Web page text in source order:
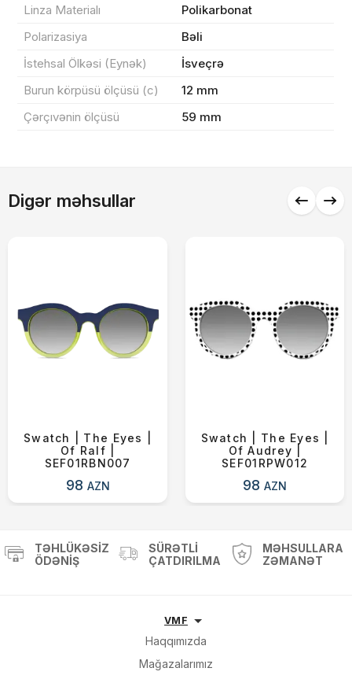
Linza Materialı
Polikarbonat
Polarizasiya
Bəli
İstehsal Ölkəsi (Eynək)
İsveçrə
Burun körpüsü ölçüsü (c)
12 mm
Çərçıvənin ölçüsü
59 mm
Digər məhsullar
Swatch | The Eyes |
Of Ralf |
SEF01RBN007
98 AZN
Swatch | The Eyes |
Of Audrey |
SEF01RPW012
98AZN
Məhsul toplam
TƏHLÜKƏSIZ
ÖDƏNIŞ
SÜRƏTLI
ÇATDIRILMA
MƏHSULLARA
ZƏMANƏT
VMF
Haqqımızda
Mağazalarımız